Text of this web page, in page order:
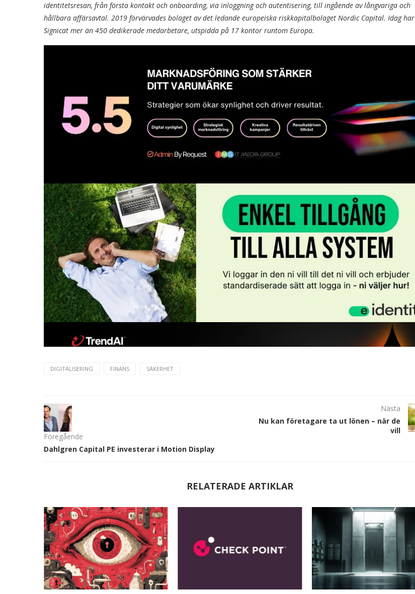
identitetsresan, från första kontakt och onboarding, via inloggning och autentisering, till ingående av långvariga och
hållbara affärsavtal. 2019 förvärvades bolaget av det ledande europeiska riskkapitalbolaget Nordic Capital. Idag har
Signicat mer än 450 dedikerade medarbetare, utspidda på 17 kontor runtom Europa.
DIGITALISERING FINANS SÄKERHET
Föregående
Dahlgren Capital PE investerar i Motion Display
Nästa
Nu kan företagare ta ut lönen – när de
vill
RELATERADE ARTIKLAR